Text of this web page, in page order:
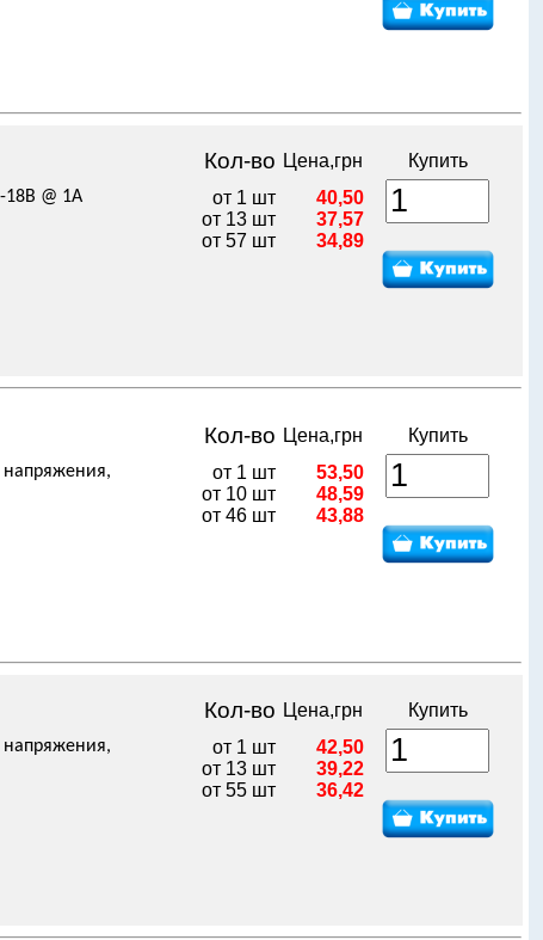
18В @ 1А
Кол-во Цена,грн
Купить
от 1 шт
от 13 шт
от 57 шт
40,50
37,57
34,89
Кол-во Цена,грн
Купить
от 1 шт
от 10 шт
от 46 шт
53,50
48,59
43,88
Кол-во Цена,грн
Купить
от 1 шт
от 13 шт
от 55 шт
42,50
39,22
36,42